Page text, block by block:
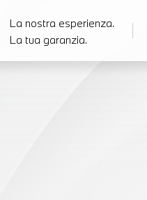
La nostra esperienza.
La tua garanzia.